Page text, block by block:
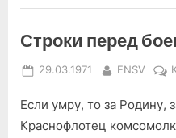
Строки перед
Posted
29.03.1971 By
ENSV
Если умру, то за Родину,
Краснофлотец